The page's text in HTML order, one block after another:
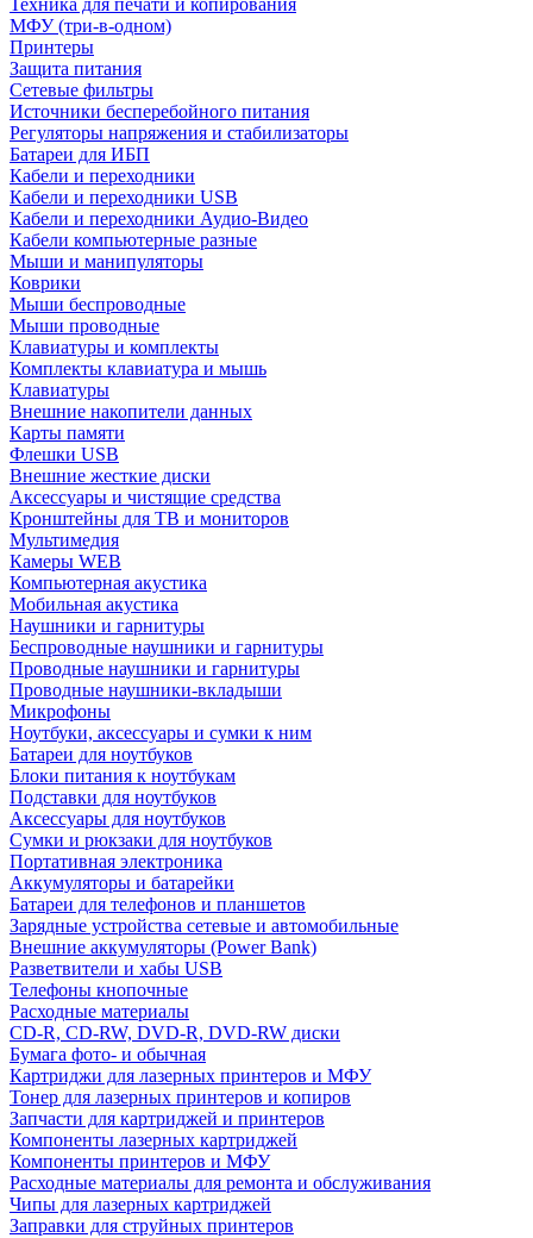
Техника для печати и копирования
МФУ (три-в-одном)
Принтеры
Защита питания
Сетевые фильтры
Источники бесперебойного питания
Регуляторы напряжения и стабилизаторы
Батареи для ИБП
Кабели и переходники
Кабели и переходники USB
Кабели и переходники Аудио-Видео
Кабели компьютерные разные
Мыши и манипуляторы
Коврики
Мыши беспроводные
Мыши проводные
Клавиатуры и комплекты
Комплекты клавиатура и мышь
Клавиатуры
Внешние накопители данных
Карты памяти
Флешки USB
Внешние жесткие диски
Аксессуары и чистящие средства
Кронштейны для ТВ и мониторов
Мультимедия
Камеры WEB
Компьютерная акустика
Мобильная акустика
Наушники и гарнитуры
Беспроводные наушники и гарнитуры
Проводные наушники и гарнитуры
Проводные наушники-вкладыши
Микрофоны
Ноутбуки, аксессуары и сумки к ним
Батареи для ноутбуков
Блоки питания к ноутбукам
Подставки для ноутбуков
Аксессуары для ноутбуков
Сумки и рюкзаки для ноутбуков
Портативная электроника
Аккумуляторы и батарейки
Батареи для телефонов и планшетов
Зарядные устройства сетевые и автомобильные
Внешние аккумуляторы (Power Bank)
Разветвители и хабы USB
Телефоны кнопочные
Расходные материалы
CD-R, CD-RW, DVD-R, DVD-RW диски
Бумага фото- и обычная
Картриджи для лазерных принтеров и МФУ
Тонер для лазерных принтеров и копиров
Запчасти для картриджей и принтеров
Компоненты лазерных картриджей
Компоненты принтеров и МФУ
Расходные материалы для ремонта и обслуживания
Чипы для лазерных картриджей
Заправки для струйных принтеров